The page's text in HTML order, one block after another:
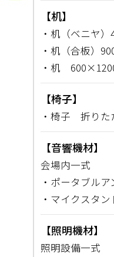
【机】
・机（ベニヤ
・机（合板）
・机
【椅子】
・椅子 折りた
【音響機材】
会場内一式
・ポータブルア
・マイクスタン
【照明機材】
照明設備一式